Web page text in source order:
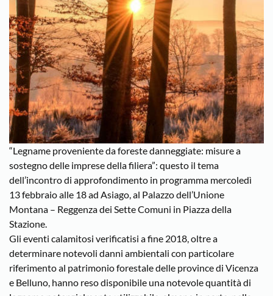
“Legname proveniente da foreste danneggiate: misure a
sostegno delle imprese della filiera”: questo il tema
dell’incontro di approfondimento in programma mercoledì
13 febbraio alle 18 ad Asiago, al Palazzo dell’Unione
Montana – Reggenza dei Sette Comuni in Piazza della
Stazione.
Gli eventi calamitosi verificatisi a fine 2018, oltre a
determinare notevoli danni ambientali con particolare
riferimento al patrimonio forestale delle province di Vicenza
e Belluno, hanno reso disponibile una notevole quantità di